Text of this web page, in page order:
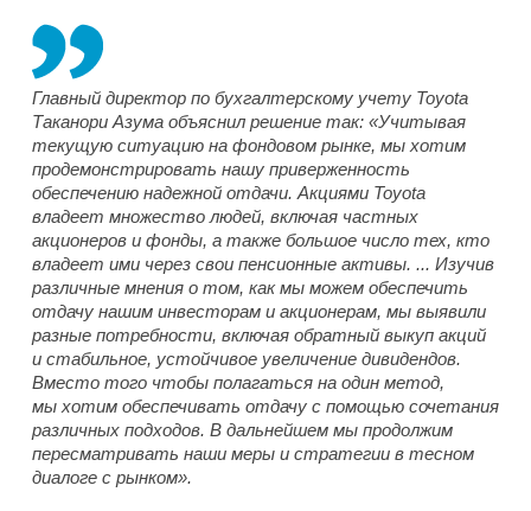
Главный директор по бухгалтерскому учету Toyota
Таканори Азума объяснил решение так: «Учитывая
текущую ситуацию на фондовом рынке, мы хотим
продемонстрировать нашу приверженность
обеспечению надежной отдачи. Акциями Toyota
владеет множество людей, включая частных
акционеров и фонды, а также большое число тех, кто
владеет ими через свои пенсионные активы. ... Изучив
различные мнения о том, как мы можем обеспечить
отдачу нашим инвесторам и акционерам, мы выявили
разные потребности, включая обратный выкуп акций
и стабильное, устойчивое увеличение дивидендов.
Вместо того чтобы полагаться на один метод,
мы хотим обеспечивать отдачу с помощью сочетания
различных подходов. В дальнейшем мы продолжим
пересматривать наши меры и стратегии в тесном
диалоге с рынком».